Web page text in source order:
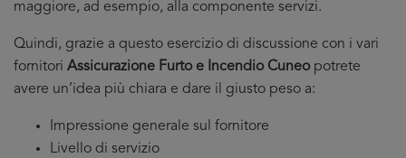
maggiore, ad esempio, alla componente servizi.
Quindi, grazie a questo esercizio di discussione con i vari
fornitori Assicurazione Furto e Incendio Cuneopotrete
avere un’idea più chiara e dare il giusto peso a:
Impressione generale sul fornitore
Livello di servizio